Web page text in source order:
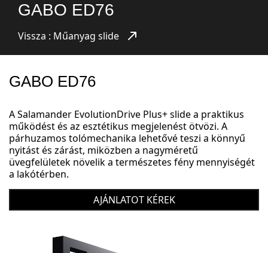
GABO ED76
Vissza : Műanyag slide
GABO ED76
A Salamander EvolutionDrive Plus+ slide a praktikus
működést és az esztétikus megjelenést ötvözi. A
párhuzamos tolómechanika lehetővé teszi a könnyű
nyitást és zárást, miközben a nagyméretű
üvegfelületek növelik a természetes fény mennyiségét
a lakótérben.
AJÁNLATOT KÉREK